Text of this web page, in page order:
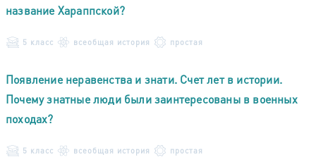
название Хараппской?
5 класс всеобщая история простая
Появление неравенства и знати. Счет лет в истории.
Почему знатные люди были заинтересованы в военных
походах?
5 класс всеобщая история простая